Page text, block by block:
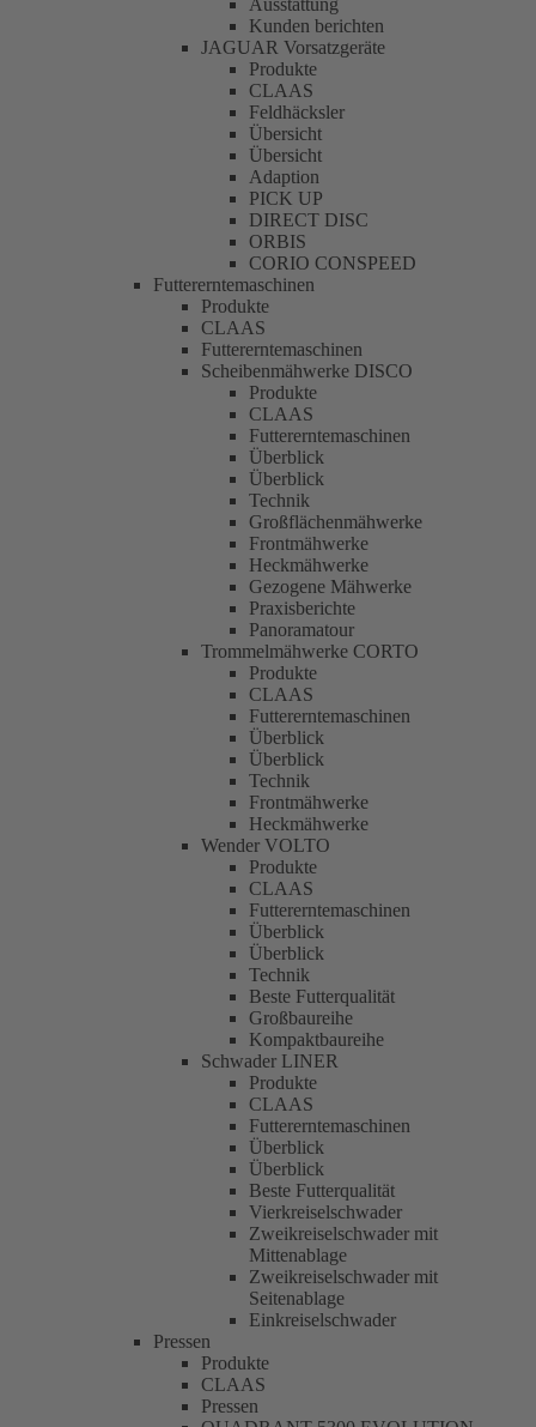
Ausstattung
Kunden berichten
JAGUAR Vorsatzgeräte
Produkte
CLAAS
Feldhäcksler
Übersicht
Übersicht
Adaption
PICK UP
DIRECT DISC
ORBIS
CORIO CONSPEED
Futtererntemaschinen
Produkte
CLAAS
Futtererntemaschinen
Scheibenmähwerke DISCO
Produkte
CLAAS
Futtererntemaschinen
Überblick
Überblick
Technik
Großflächenmähwerke
Frontmähwerke
Heckmähwerke
Gezogene Mähwerke
Praxisberichte
Panoramatour
Trommelmähwerke CORTO
Produkte
CLAAS
Futtererntemaschinen
Überblick
Überblick
Technik
Frontmähwerke
Heckmähwerke
Wender VOLTO
Produkte
CLAAS
Futtererntemaschinen
Überblick
Überblick
Technik
Beste Futterqualität
Großbaureihe
Kompaktbaureihe
Schwader LINER
Produkte
CLAAS
Futtererntemaschinen
Überblick
Überblick
Beste Futterqualität
Vierkreiselschwader
Zweikreiselschwader mit
Mittenablage
Zweikreiselschwader mit
Seitenablage
Einkreiselschwader
Pressen
Produkte
CLAAS
Pressen